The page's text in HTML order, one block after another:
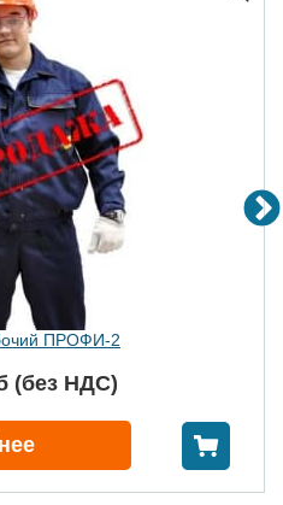
ПРОФИ-2
(без НДС)